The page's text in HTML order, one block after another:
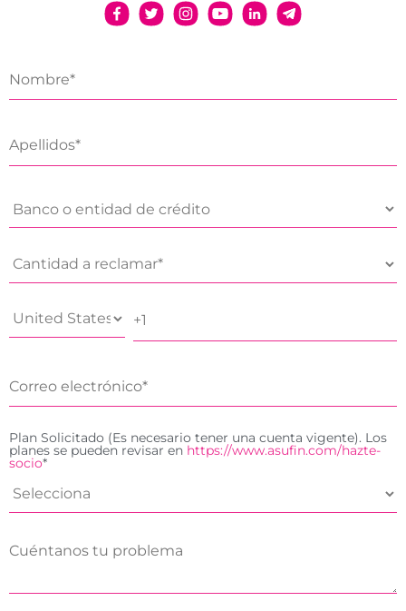
Plan Solicitado (Es necesario tener una cuenta vigente). Los
planes se pueden revisar en https://www.asufin.com/hazte-
socio*